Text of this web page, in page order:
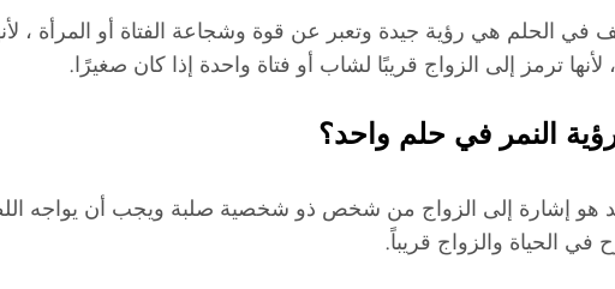
في الحلم هي رؤية جيدة وتعبر عن قوة وشجاعة الفتاة أو المرأة ،
ترمز إلى الزواج قريبًا لشاب أو فتاة واحدة إذا كان صغيرًا.
النمر في حلم واحد؟
هو إشارة إلى الزواج من شخص ذو شخصية صلبة ويجب أن يواجه
في الحياة والزواج قريباً.